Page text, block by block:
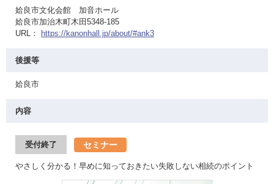
姶良市文化会館 加音ホール
姶良市加治木町木田5348-185
URL：
https://kanonhall.jp/about/#ank3
後援等
姶良市
内容
受付終了 セミナー
やさしく分かる！早めに知っておきたい失敗しない相続のポイント